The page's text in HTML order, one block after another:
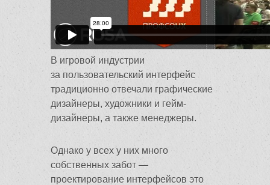
В игровой индустрии
за пользовательский интерфейс
традиционно отвечали графические
дизайнеры, художники и гейм-
дизайнеры, а также менеджеры.
Однако у всех у них много
собственных забот —
проектирование интерфейсов это